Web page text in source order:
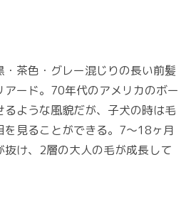
・茶色・グレー混じりの長い前髪
アード。70年代のアメリカのボー
るような風貌だが、子犬の時は毛
を見ることができる。7〜18ヶ月
抜け、2層の大人の毛が成長して